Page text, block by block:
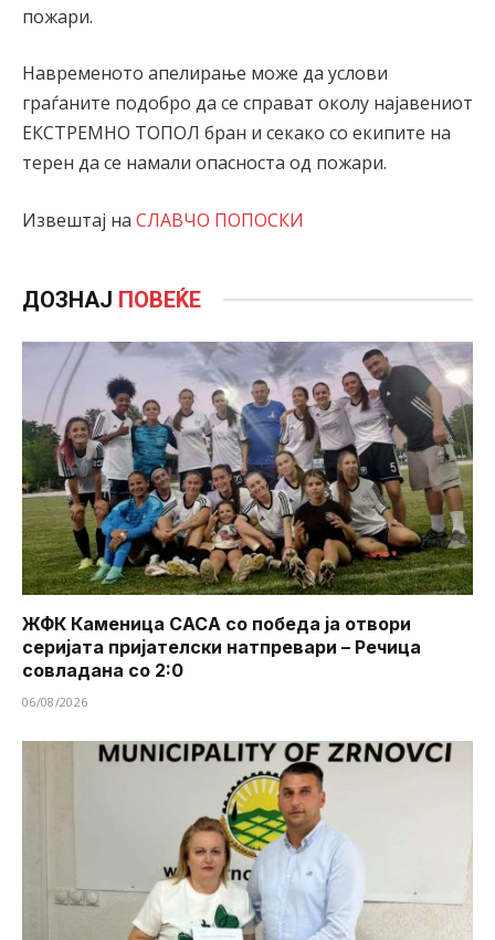
пожари.
Навременото апелирање може да услови
граѓаните подобро да се справат околу најавениот
ЕКСТРЕМНО ТОПОЛ бран и секако со екипите на
терен да се намали опасноста од пожари.
Извештај на СЛАВЧО ПОПОСКИ
ДОЗНАЈ ПОВЕЌЕ
ЖФК Каменица САСА со победа ја отвори
серијата пријателски натпревари – Речица
совладана со 2:0
06/08/2026